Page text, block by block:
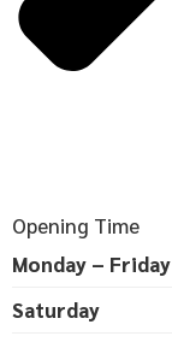
Opening Time
Monday – Friday
Saturday